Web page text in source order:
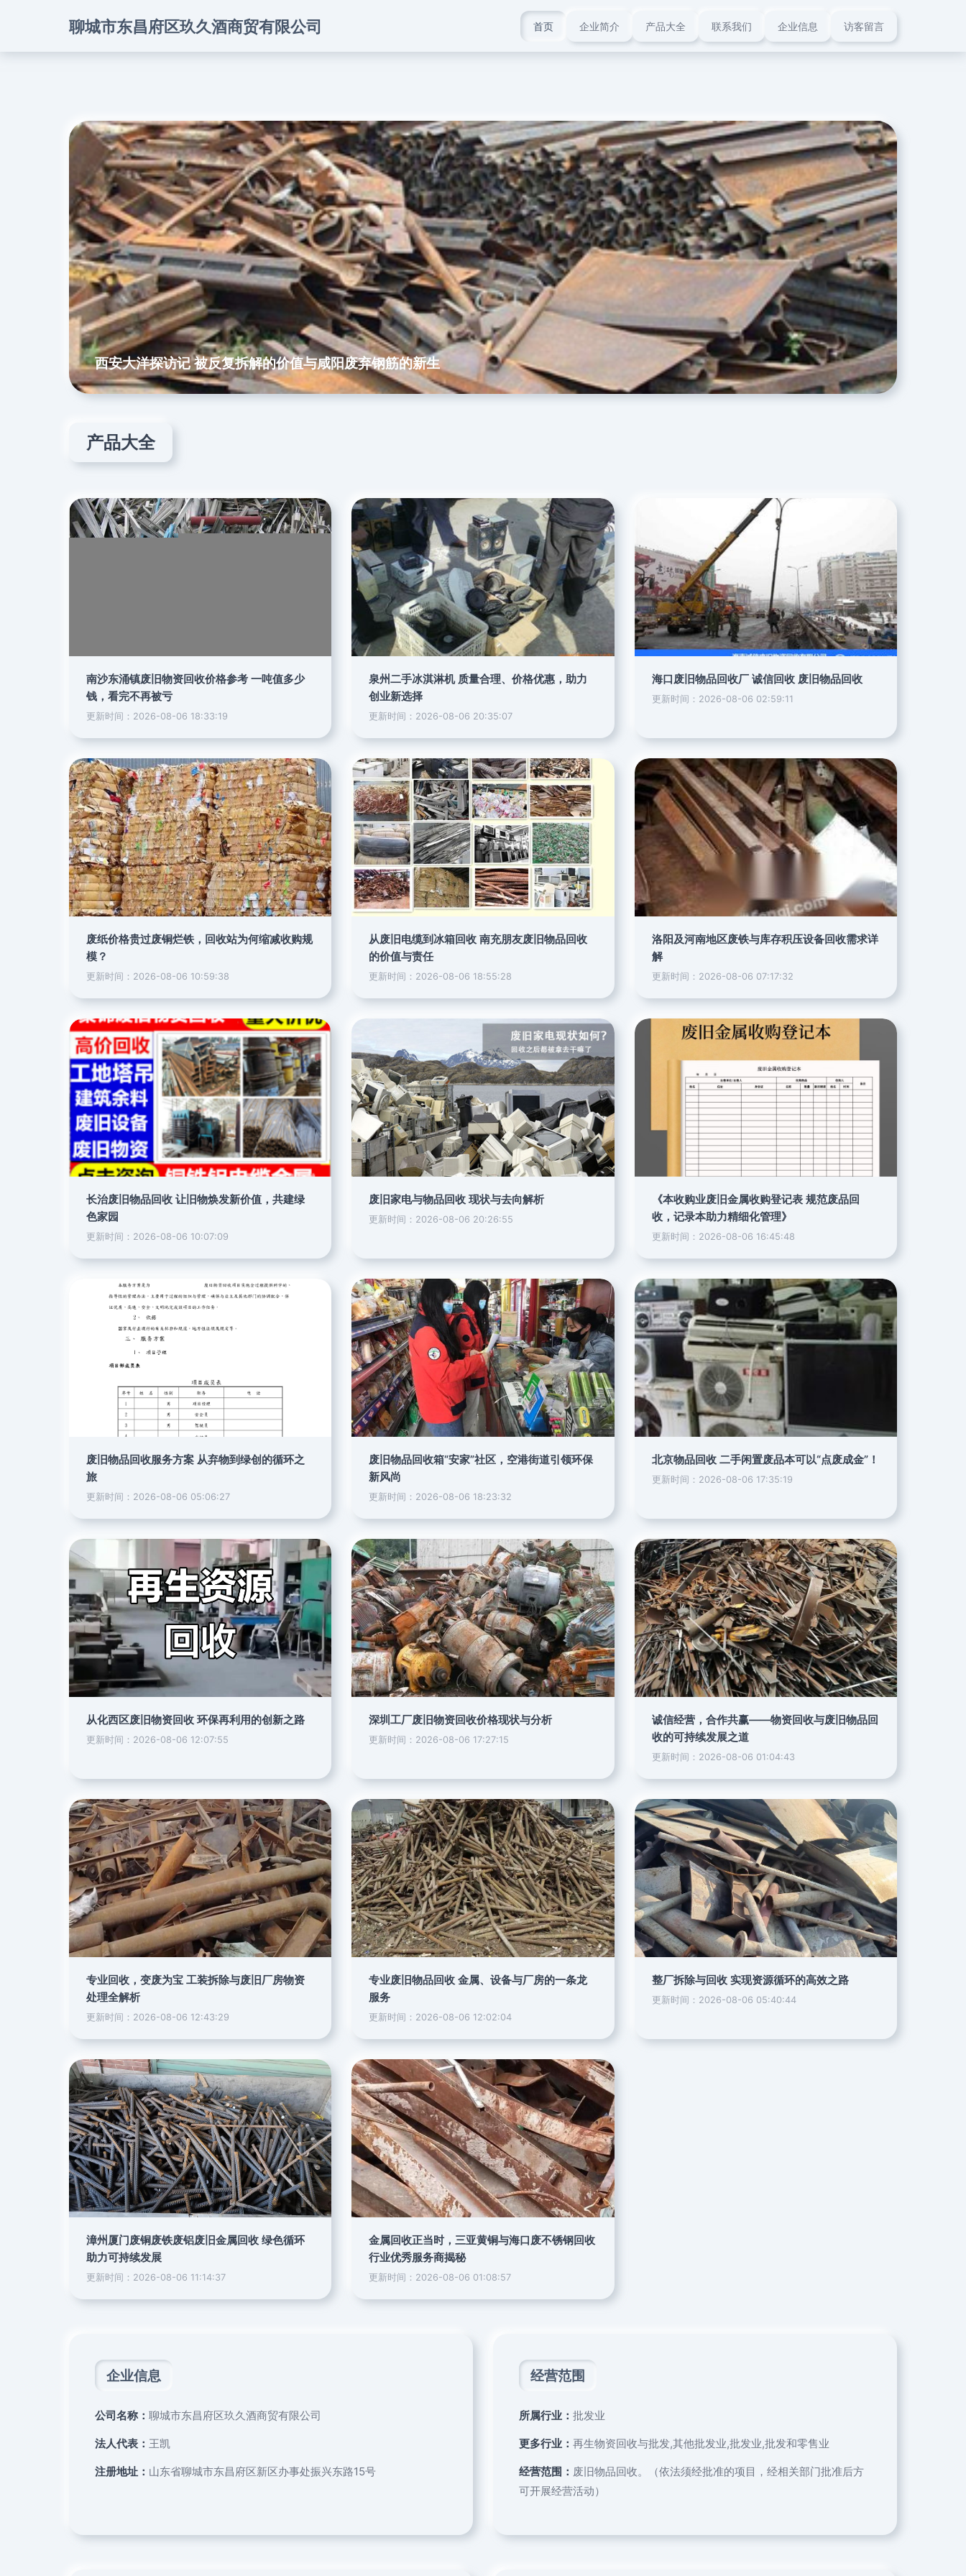
聊城市东昌府区玖久酒商贸有限公司 首页 企业简介 产品大全 联系我们 企业信息 访客留言
西安大洋探访记 被反复拆解的价值与咸阳废弃钢筋的新生
产品大全
南沙东涌镇废旧物资回收价格参考 一吨值多少
钱，看完不再被亏
更新时间：2026-08-06 18:33:19
泉州二手冰淇淋机 质量合理、价格优惠，助力
创业新选择
更新时间：2026-08-06 20:35:07
海口废旧物品回收厂 诚信回收 废旧物品回收
更新时间：2026-08-06 02:59:11
废纸价格贵过废铜烂铁，回收站为何缩减收购规
模？
更新时间：2026-08-06 10:59:38
从废旧电缆到冰箱回收 南充朋友废旧物品回收
的价值与责任
更新时间：2026-08-06 18:55:28
洛阳及河南地区废铁与库存积压设备回收需求详
解
更新时间：2026-08-06 07:17:32
长治废旧物品回收 让旧物焕发新价值，共建绿
色家园
更新时间：2026-08-06 10:07:09
废旧家电与物品回收 现状与去向解析
更新时间：2026-08-06 20:26:55
《本收购业废旧金属收购登记表 规范废品回
收，记录本助力精细化管理》
更新时间：2026-08-06 16:45:48
废旧物品回收服务方案 从弃物到绿创的循环之
旅
更新时间：2026-08-06 05:06:27
废旧物品回收箱“安家”社区，空港街道引领环保
新风尚
更新时间：2026-08-06 18:23:32
北京物品回收 二手闲置废品本可以“点废成金”！
更新时间：2026-08-06 17:35:19
从化西区废旧物资回收 环保再利用的创新之路
更新时间：2026-08-06 12:07:55
深圳工厂废旧物资回收价格现状与分析
更新时间：2026-08-06 17:27:15
诚信经营，合作共赢——物资回收与废旧物品回
收的可持续发展之道
更新时间：2026-08-06 01:04:43
专业回收，变废为宝 工装拆除与废旧厂房物资
处理全解析
更新时间：2026-08-06 12:43:29
专业废旧物品回收 金属、设备与厂房的一条龙
服务
更新时间：2026-08-06 12:02:04
整厂拆除与回收 实现资源循环的高效之路
更新时间：2026-08-06 05:40:44
漳州厦门废铜废铁废铝废旧金属回收 绿色循环
助力可持续发展
更新时间：2026-08-06 11:14:37
金属回收正当时，三亚黄铜与海口废不锈钢回收
行业优秀服务商揭秘
更新时间：2026-08-06 01:08:57
企业信息
公司名称： 聊城市东昌府区玖久酒商贸有限公司
法人代表： 王凯
注册地址： 山东省聊城市东昌府区新区办事处振兴东路15号
经营范围
所属行业： 批发业
更多行业： 再生物资回收与批发,其他批发业,批发业,批发和零售业
经营范围： 废旧物品回收。（依法须经批准的项目，经相关部门批准后方
可开展经营活动）